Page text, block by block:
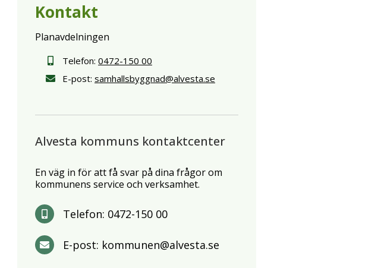
Kontakt
Planavdelningen
Telefon: 0472-150 00
E-post: samhallsbyggnad@alvesta.se
Alvesta kommuns kontaktcenter
En väg in för att få svar på dina frågor om
kommunens service och verksamhet.
Telefon: 0472-150 00
E-post: kommunen@alvesta.se